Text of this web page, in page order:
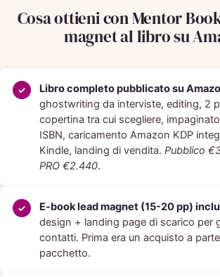
Cosa ottieni con Mentor
magnet al libro su
Libro completo pubblicato su
ghostwriting da interviste, editing, 2
copertina tra cui scegliere,
ISBN, caricamento Amazon KDP
Kindle, landing di vendita. Pubblico
PRO €2.440.
E-book lead magnet (15-20 pp)
design + landing page di scarico per
contatti. Prima era un acquisto a
pacchetto.